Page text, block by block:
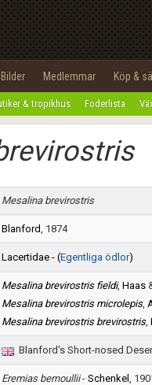
Bilder Medlemmar Köp &
& tropikhus Foderlista
Mesalina brevirostris
Blanford, 1874
Lacertidae - (Egentliga ödlor)
Mesalina brevirostris fieldi, Haas
Mesalina brevirostris microlepis,
Mesalina brevirostris brevirostris,
Blanford's Short-nosed
Eremias bernoullii- Schenkel ,
Utför
100%
OK